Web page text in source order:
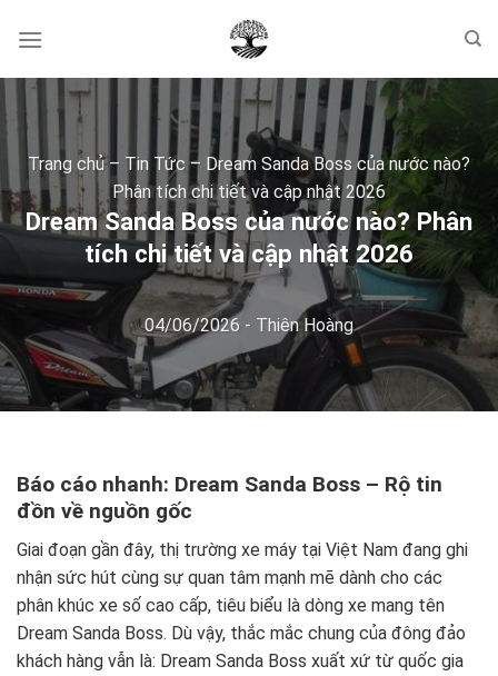
Trang chủ– Tin Tức– Dream Sanda Boss của nước nào?
Phân tích chi tiết và cập nhật 2026
Dream Sanda Boss của nước nào? Phân
tích chi tiết và cập nhật 2026
04/06/2026 - Thiên Hoàng
Báo cáo nhanh: Dream Sanda Boss – Rộ tin
đồn về nguồn gốc
Giai đoạn gần đây, thị trường xe máy tại Việt Nam đang ghi
nhận sức hút cùng sự quan tâm mạnh mẽ dành cho các
phân khúc xe số cao cấp, tiêu biểu là dòng xe mang tên
Dream Sanda Boss. Dù vậy, thắc mắc chung của đông đảo
khách hàng vẫn là: Dream Sanda Boss xuất xứ từ quốc gia